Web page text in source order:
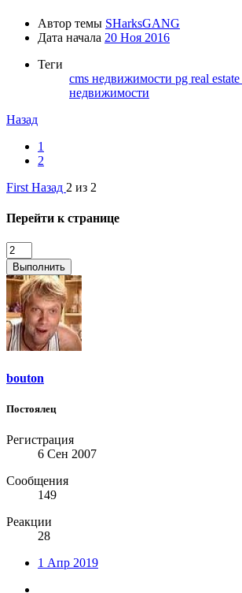
Автор темы SHarksGANG
Дата начала 20 Ноя 2016
Теги
cms недвижимости pg real estate
недвижимости
Назад
1
2
First Назад 2 из 2
Перейти к странице
Выполнить
bouton
Постоялец
Регистрация
6 Сен 2007
Сообщения
149
Реакции
28
1 Апр 2019